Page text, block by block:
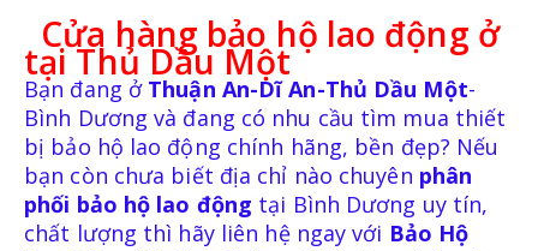
BẢO HỘ MẶT-MẮT
re
re
Cửa hàng bảo hộ lao động ở
tại Thủ Dầu Một
Bạn đang ở Thuận An-Dĩ An-Thủ Dầu Một-
Bình Dương và đang có nhu cầu tìm mua thiết
bị bảo hộ lao động chính hãng, bền đẹp? Nếu
bạn còn chưa biết địa chỉ nào chuyên phân
phối bảo hộ lao động tại Bình Dương uy tín,
chất lượng thì hãy liên hệ ngay với Bảo Hộ